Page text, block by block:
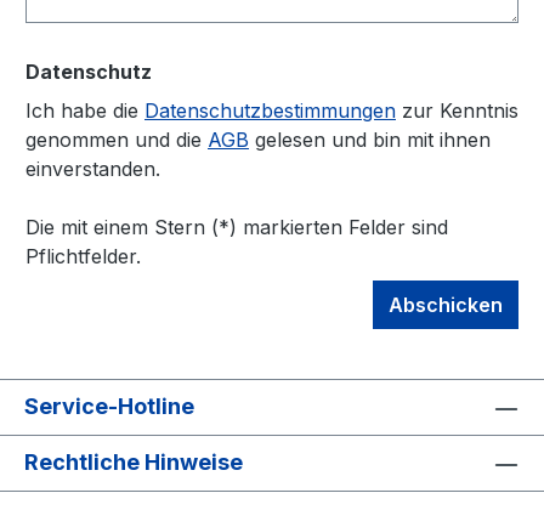
Datenschutz
Ich habe die Datenschutzbestimmungen zur Kenntnis
genommen und die AGB gelesen und bin mit ihnen
einverstanden.
Die mit einem Stern (*) markierten Felder sind
Pflichtfelder.
Abschicken
Service-Hotline
Rechtliche Hinweise